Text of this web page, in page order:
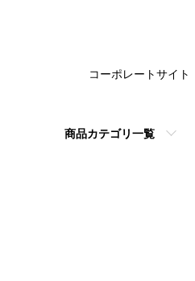
商品カテゴリ一覧
コーポレートサイト